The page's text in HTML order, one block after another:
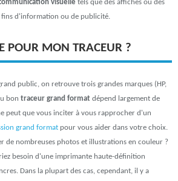
visuelle tels que des affiches ou des
fins d'information ou de publicité.
POUR MON TRACEUR ?
public, on retrouve trois grandes marques (HP,
bon traceur grand format dépend largement de
peut que vous inciter à vous rapprocher d'un
grand format pour vous aider dans votre choix.
de nombreuses photos et illustrations en couleur ?
besoin d'une imprimante haute-définition
Dans la plupart des cas, cependant, il y a